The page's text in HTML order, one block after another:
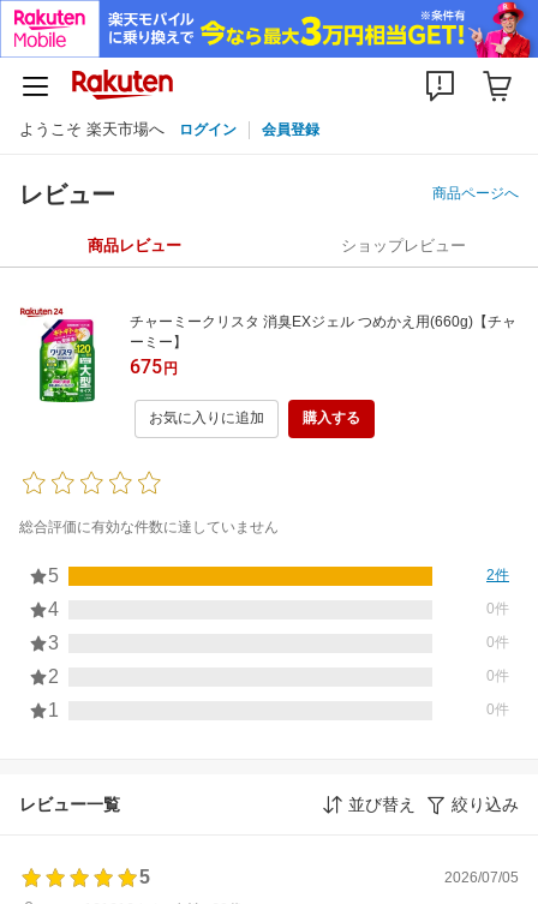
ようこそ 楽天市場へ ログイン 会員登録
レビュー 商品ページへ
商品レビュー ショップレビュー
チャーミークリスタ 消臭EXジェル つめかえ用(660g)【チャ
ーミー】
675円
お気に入りに追加 購入する
総合評価に有効な件数に達していません
5 2件
4 0件
3 0件
2 0件
1 0件
レビュー一覧 並び替え 絞り込み
5
2026/07/05